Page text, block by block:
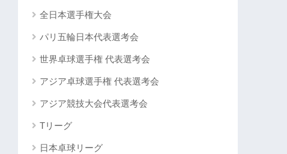
全日本選手権大会
パリ五輪日本代表選考会
世界卓球選手権 代表選考会
アジア卓球選手権 代表選考会
アジア競技大会代表選考会
Tリーグ
日本卓球リーグ